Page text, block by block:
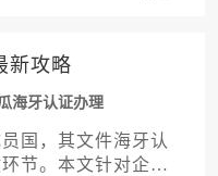
转效率，确保商业
畅进行。
新攻略
海牙认证办理
国，其文件海牙认
节。本文针对企业